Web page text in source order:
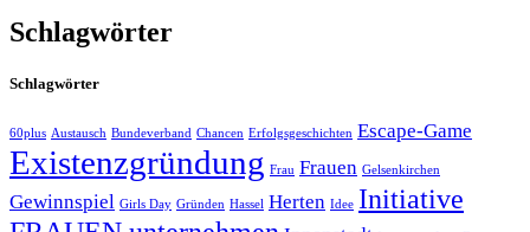
Schlagwörter
Schlagwörter
60plus Austausch Bundeverband Chancen Erfolgsgeschichten Escape-Game
Existenzgründung Frau Frauen Gelsenkirchen
Gewinnspiel Girls Day Gründen Hassel Herten Idee Initiative